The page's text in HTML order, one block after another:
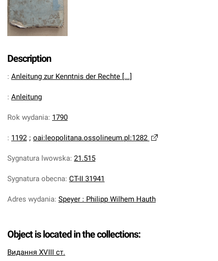
Description
: Anleitung zur Kenntnis der Rechte [...]
: Anleitung
Rok wydania: 1790
: 1192 ; oai:leopolitana.ossolineum.pl:1282
Sygnatura lwowska: 21.515
Sygnatura obecna: CT-II 31941
Adres wydania: Speyer : Philipp Wilhem Hauth
Object is located in the collections:
Видання XVIII ст.